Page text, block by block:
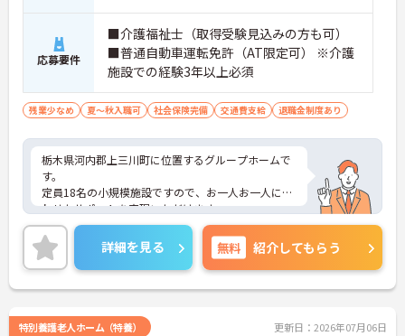
応募要件
■介護福祉士（取得受験見込みの方も可）
■普通自動車運転免許（AT限定可） ※介護
施設での経験3年以上必須
残業少なめ 夏～秋入職可 社会保険完備 交通費支給 退職金制度あり
栃木県河内郡上三川町に位置するグループホームで
す。
定員18名の小規模施設ですので、お一人お一人に合
わせたサポートを実現いただけます。
残業はほとんどありませんので、メリハリつけてご
就業いただけます。
ご興味ある方には、面接対策ポイントなど、さらに
詳細をお話しいたしますのでお気軽にご相談くださ
い！
詳細を見る 無料 紹介してもらう
特別養護老人ホーム（特養） 更新日：2026年07月06日